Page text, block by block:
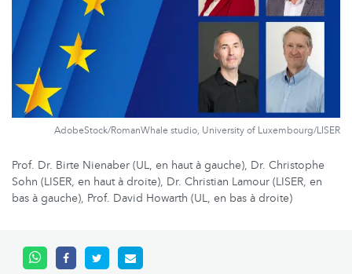
AdobeStock/RomanWhale studio, University of Luxembourg/LISER
Prof. Dr. Birte Nienaber (UL, en haut à gauche), Dr. Christophe
Sohn (LISER, en haut à droite), Dr. Christian Lamour (LISER, en
bas à gauche), Prof. David Howarth (UL, en bas à droite)